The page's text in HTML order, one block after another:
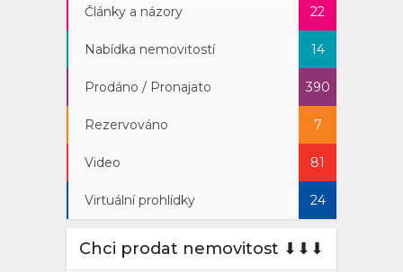
Články a názory 22
Nabídka nemovitostí 14
Prodáno / Pronajato 390
Rezervováno 7
Video 81
Virtuální prohlídky 24
Chci prodat nemovitost ⬇︎⬇︎⬇︎